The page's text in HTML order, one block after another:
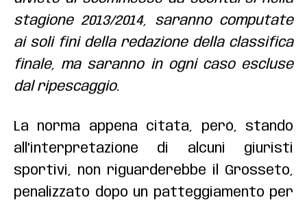
stagione 2013/2014, saranno computate
ai soli fini della redazione della classifica
finale, ma saranno in ogni caso escluse
dal ripescaggio.
La norma appena citata, però, stando
all’interpretazione di alcuni giuristi
sportivi, non riguarderebbe il Grosseto,
penalizzato dopo un patteggiamento per